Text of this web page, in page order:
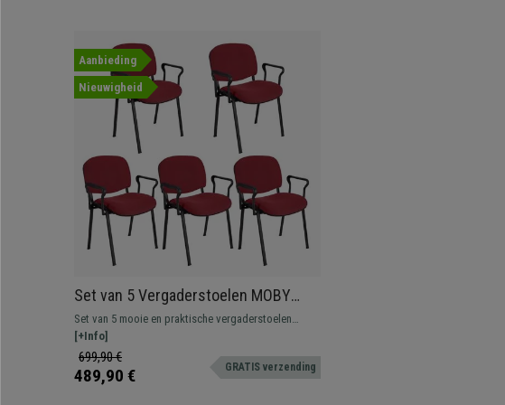
Aanbieding
Nieuwigheid
Set van 5 Vergaderstoelen MOBY
BASE, met Armleuningen,
Comfortabel en Praktisch, Zwarte
Poten en Bordeaux Stof
Set van 5 mooie en praktische vergaderstoelen
MOBY BASE, een typische vergaderstoel om in
wacht- of vergaderruimtes te plaatsen voor klanten
of bezoekers.
[+Info]
699,90 €
489,90 € GRATIS verzending